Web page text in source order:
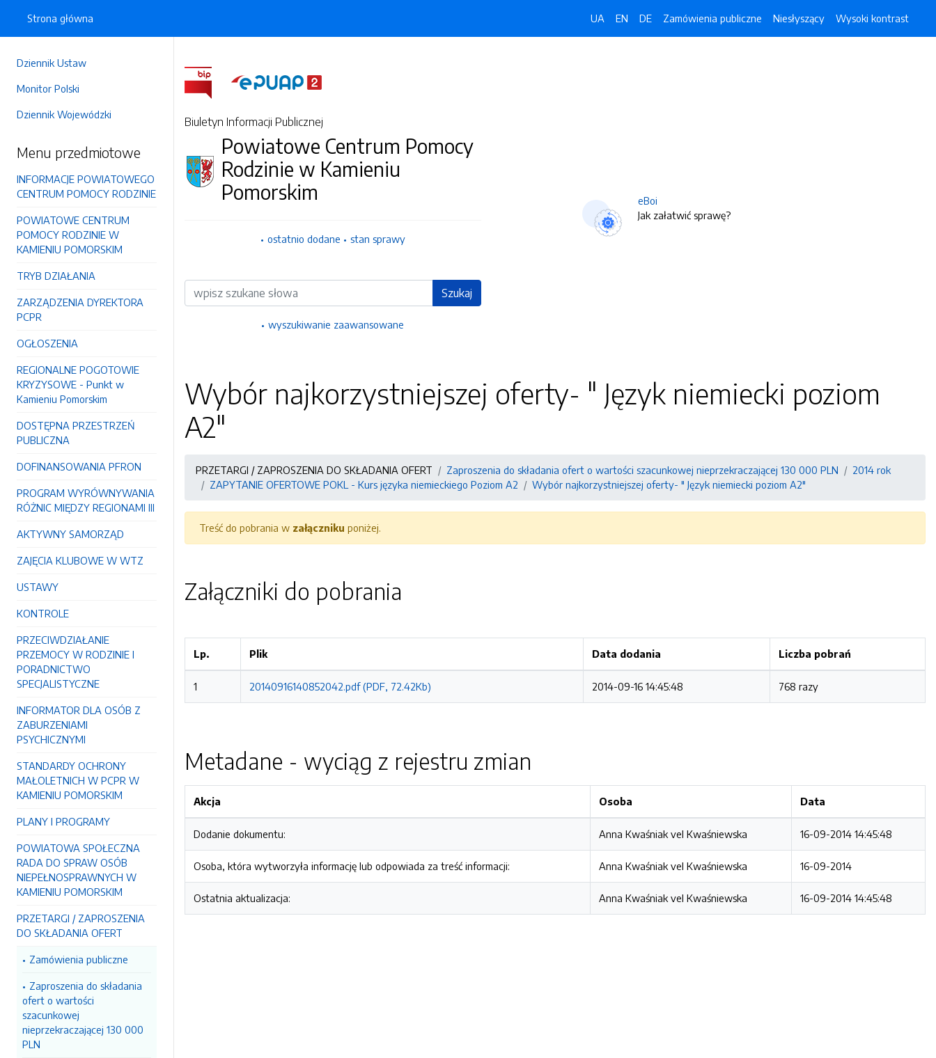
Dziennik Ustaw
Monitor Polski
Dziennik Wojewódzki
Menu przedmiotowe
INFORMACJE POWIATOWEGO
CENTRUM POMOCY RODZINIE
POWIATOWE CENTRUM
POMOCY RODZINIE W
KAMIENIU POMORSKIM
TRYB DZIAŁANIA
ZARZĄDZENIA DYREKTORA
PCPR
OGŁOSZENIA
REGIONALNE POGOTOWIE
KRYZYSOWE - Punkt w
Kamieniu Pomorskim
DOSTĘPNA PRZESTRZEŃ
PUBLICZNA
DOFINANSOWANIA PFRON
PROGRAM WYRÓWNYWANIA
RÓŻNIC MIĘDZY REGIONAMI III
AKTYWNY SAMORZĄD
ZAJĘCIA KLUBOWE W WTZ
USTAWY
KONTROLE
PRZECIWDZIAŁANIE
PRZEMOCY W RODZINIE I
PORADNICTWO
SPECJALISTYCZNE
INFORMATOR DLA OSÓB Z
ZABURZENIAMI
PSYCHICZNYMI
STANDARDY OCHRONY
MAŁOLETNICH W PCPR W
KAMIENIU POMORSKIM
PLANY I PROGRAMY
POWIATOWA SPOŁECZNA
RADA DO SPRAW OSÓB
NIEPEŁNOSPRAWNYCH W
KAMIENIU POMORSKIM
PRZETARGI / ZAPROSZENIA
DO SKŁADANIA OFERT
Zamówienia publiczne
Zaproszenia do składania
ofert o wartości
szacunkowej
nieprzekraczającej 130 000
PLN
Strona główna UA EN DE Zamówienia publiczne Niesłyszący Wysoki kontrast
Biuletyn Informacji Publicznej
Powiatowe Centrum Pomocy
Rodzinie w Kamieniu
Pomorskim
ostatnio dodane stan sprawy
Wyszukiwarka Szukaj
wyszukiwanie zaawansowane
eBoi
Jak załatwić sprawę?
Wybór najkorzystniejszej oferty- " Język niemiecki poziom
A2"
PRZETARGI / ZAPROSZENIA DO SKŁADANIA OFERT Zaproszenia do składania ofert o wartości szacunkowej nieprzekraczającej 130 000 PLN
2014 rok
ZAPYTANIE OFERTOWE POKL - Kurs języka niemieckiego Poziom A2
Wybór najkorzystniejszej oferty- " Język niemiecki poziom A2"
Treść do pobrania w załączniku poniżej.
Załączniki do pobrania
Lp. Plik Data dodania Liczba pobrań
1 20140916140852042.pdf (PDF, 72.42Kb) 2014-09-16 14:45:48 768 razy
Metadane - wyciąg z rejestru zmian
Akcja Osoba Data
Dodanie dokumentu: Anna Kwaśniak vel Kwaśniewska 16-09-2014 14:45:48
Osoba, która wytworzyła informację lub odpowiada za treść informacji: Anna Kwaśniak vel Kwaśniewska 16-09-2014
Ostatnia aktualizacja: Anna Kwaśniak vel Kwaśniewska 16-09-2014 14:45:48